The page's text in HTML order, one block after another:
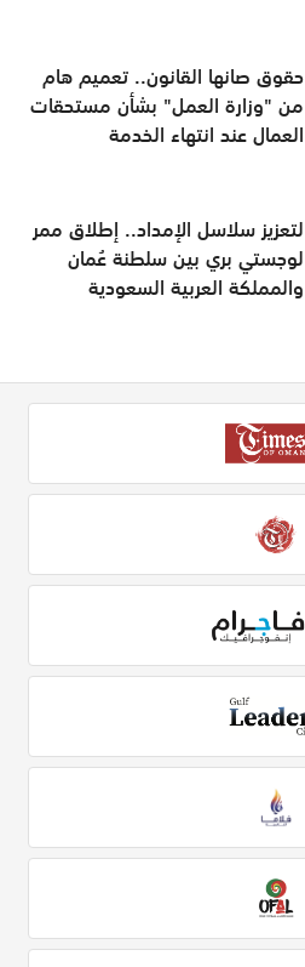
حقوق صانها القانون.. تعميم هام
من "وزارة العمل" بشأن مستحقات
العمال عند انتهاء الخدمة
لتعزيز سلاسل الإمداد.. إطلاق ممر
لوجستي بري بين سلطنة عُمان
والمملكة العربية السعودية